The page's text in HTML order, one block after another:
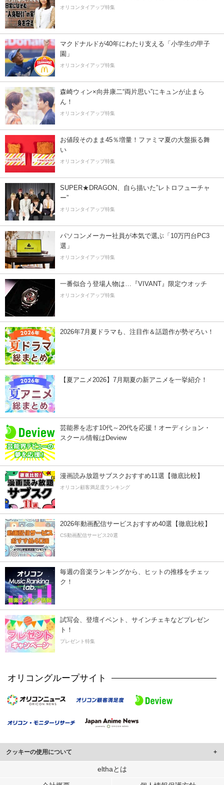
オリコンタイアップ特集
マクドナルドが40年にわたり支える「小学生の甲子
園」
オリコンタイアップ特集
森崎ウィン×向井康二“両片思い”にキュンが止まら
ん！
オリコンタイアップ特集
お値段そのまま45％増量！ファミマ夏の大盤振る舞
い
オリコンタイアップ特集
SUPER★DRAGON、自ら描いた”レトロフューチャ
ー”
オリコンタイアップ特集
パソコンメーカー社員が本気で選ぶ「10万円台PC3
選」
オリコンタイアップ特集
一番似合う登場人物は…『VIVANT』限定ウオッチ
オリコンタイアップ特集
2026年7月夏ドラマも、注目作＆話題作が勢ぞろい！
【夏アニメ2026】7月期夏の新アニメを一挙紹介！
芸能界を志す10代～20代を応援！オーディション・
スクール情報はDeview
漫画読み放題サブスクおすすめ11選【徹底比較】
オリコン顧客満足度ランキング
2026年動画配信サービスおすすめ40選【徹底比較】
CS動画配信サービス20選
毎週の音楽ランキングから、ヒットの推移をチェッ
ク！
試写会、登壇イベント、サインチェキなどプレゼン
ト！
プレゼント特集
オリコングループサイト
クッキーの使用について
このサイトでは Cookie を使用して、ユーザーに合わせたコンテンツや広告の
elthaとは